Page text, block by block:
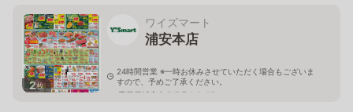
2枚
ワイズマート
浦安本店
24時間営業 ※一時お休みさせていただく場合もございま
すので、予めご了承ください。
千葉県浦安市当代島1-2-25